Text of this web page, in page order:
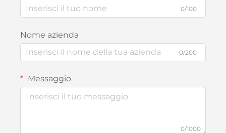
0/100
Nome azienda
0/200
Messaggio
0/1000